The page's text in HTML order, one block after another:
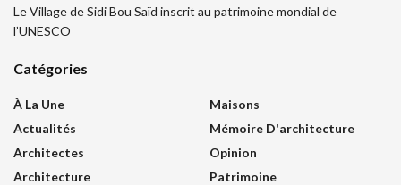
Le Village de Sidi Bou Saïd inscrit au patrimoine mondial de
l’UNESCO
Catégories
À La Une
Actualités
Architectes
Architecture
Maisons
Mémoire D'architecture
Opinion
Patrimoine